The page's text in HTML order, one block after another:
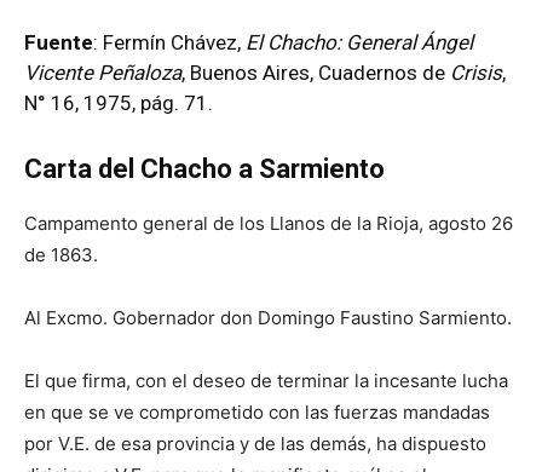
Fuente: Fermín Chávez, El Chacho: General Ángel
Vicente Peñaloza, Buenos Aires, Cuadernos de Crisis,
N° 16, 1975, pág. 71.
Carta del Chacho a Sarmiento
Campamento general de los Llanos de la Rioja, agosto 26
de 1863.
Al Excmo. Gobernador don Domingo Faustino Sarmiento.
El que firma, con el deseo de terminar la incesante lucha
en que se ve comprometido con las fuerzas mandadas
por V.E. de esa provincia y de las demás, ha dispuesto